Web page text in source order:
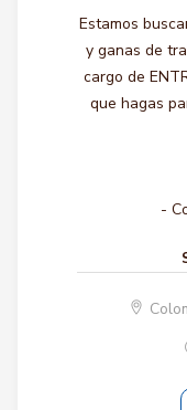
Estamos
y ganas de
cargo de
que hagas
-